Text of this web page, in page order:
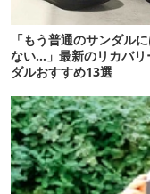
「もう普通のサンダル
ない…」最新のリカバリ
ダルおすすめ13選